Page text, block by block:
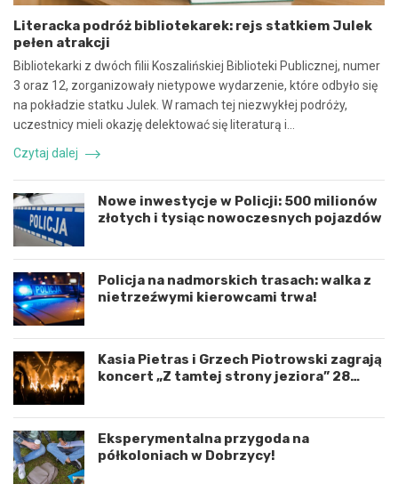
ó
ł
p
r
a
c
ę
i
k
o
o
r
d
y
n
a
c
j
ę
r
z
w
o
j
u
m
i
ę
e
c
z
n
e
z
d
a
r
z
e
n
i
e
d
r
o
g
o
w
p
o
d
K
o
s
z
a
Literacka podróż bibliotekarek: rejs statkiem Julek
pełen atrakcji
Bibliotekarki z dwóch filii Koszalińskiej Biblioteki Publicznej, numer
3 oraz 12, zorganizowały nietypowe wydarzenie, które odbyło się
na pokładzie statku Julek. W ramach tej niezwykłej podróży,
uczestnicy mieli okazję delektować się literaturą i…
Czytaj dalej
Nowe inwestycje w Policji: 500 milionów
złotych i tysiąc nowoczesnych pojazdów
Policja na nadmorskich trasach: walka z
nietrzeźwymi kierowcami trwa!
Kasia Pietras i Grzech Piotrowski zagrają
koncert „Z tamtej strony jeziora” 28
Eksperymentalna przygoda na
półkoloniach w Dobrzycy!